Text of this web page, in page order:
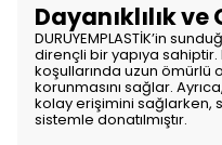
Dayanıklılık
DURUYEMPLASTİK’in
dirençli bir yapıya sahiptir.
koşullarında uzun ömürlü
korunmasını sağlar.
kolay erişimini sağlarken,
sistemle donatılmıştır.